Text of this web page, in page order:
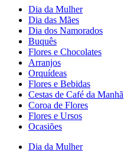
Dia da Mulher
Dia das Mães
Dia dos Namorados
Buquês
Flores e Chocolates
Arranjos
Orquídeas
Flores e Bebidas
Cestas de Café da Manhã
Coroa de Flores
Flores e Ursos
Ocasiões
Dia da Mulher